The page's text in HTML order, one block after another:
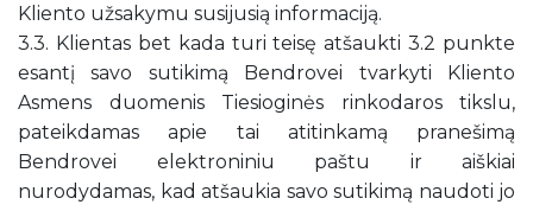
Kliento užsakymu susijusią informaciją.
3.3. Klientas bet kada turi teisę atšaukti 3.2 punkte
esantį savo sutikimą Bendrovei tvarkyti Kliento
Asmens duomenis Tiesioginės rinkodaros tikslu,
pateikdamas apie tai atitinkamą pranešimą
Bendrovei elektroniniu paštu ir aiškiai
nurodydamas, kad atšaukia savo sutikimą naudoti jo